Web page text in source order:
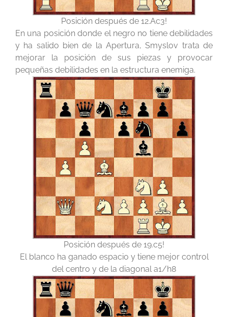
Posición después de 12.Ac3!
En una posición donde el negro no tiene debilidades
y ha salido bien de la Apertura, Smyslov trata de
mejorar la posición de sus piezas y provocar
pequeñas debilidades en la estructura enemiga.
Posición después de 19.c5!
El blanco ha ganado espacio y tiene mejor control
del centro y de la diagonal a1/h8